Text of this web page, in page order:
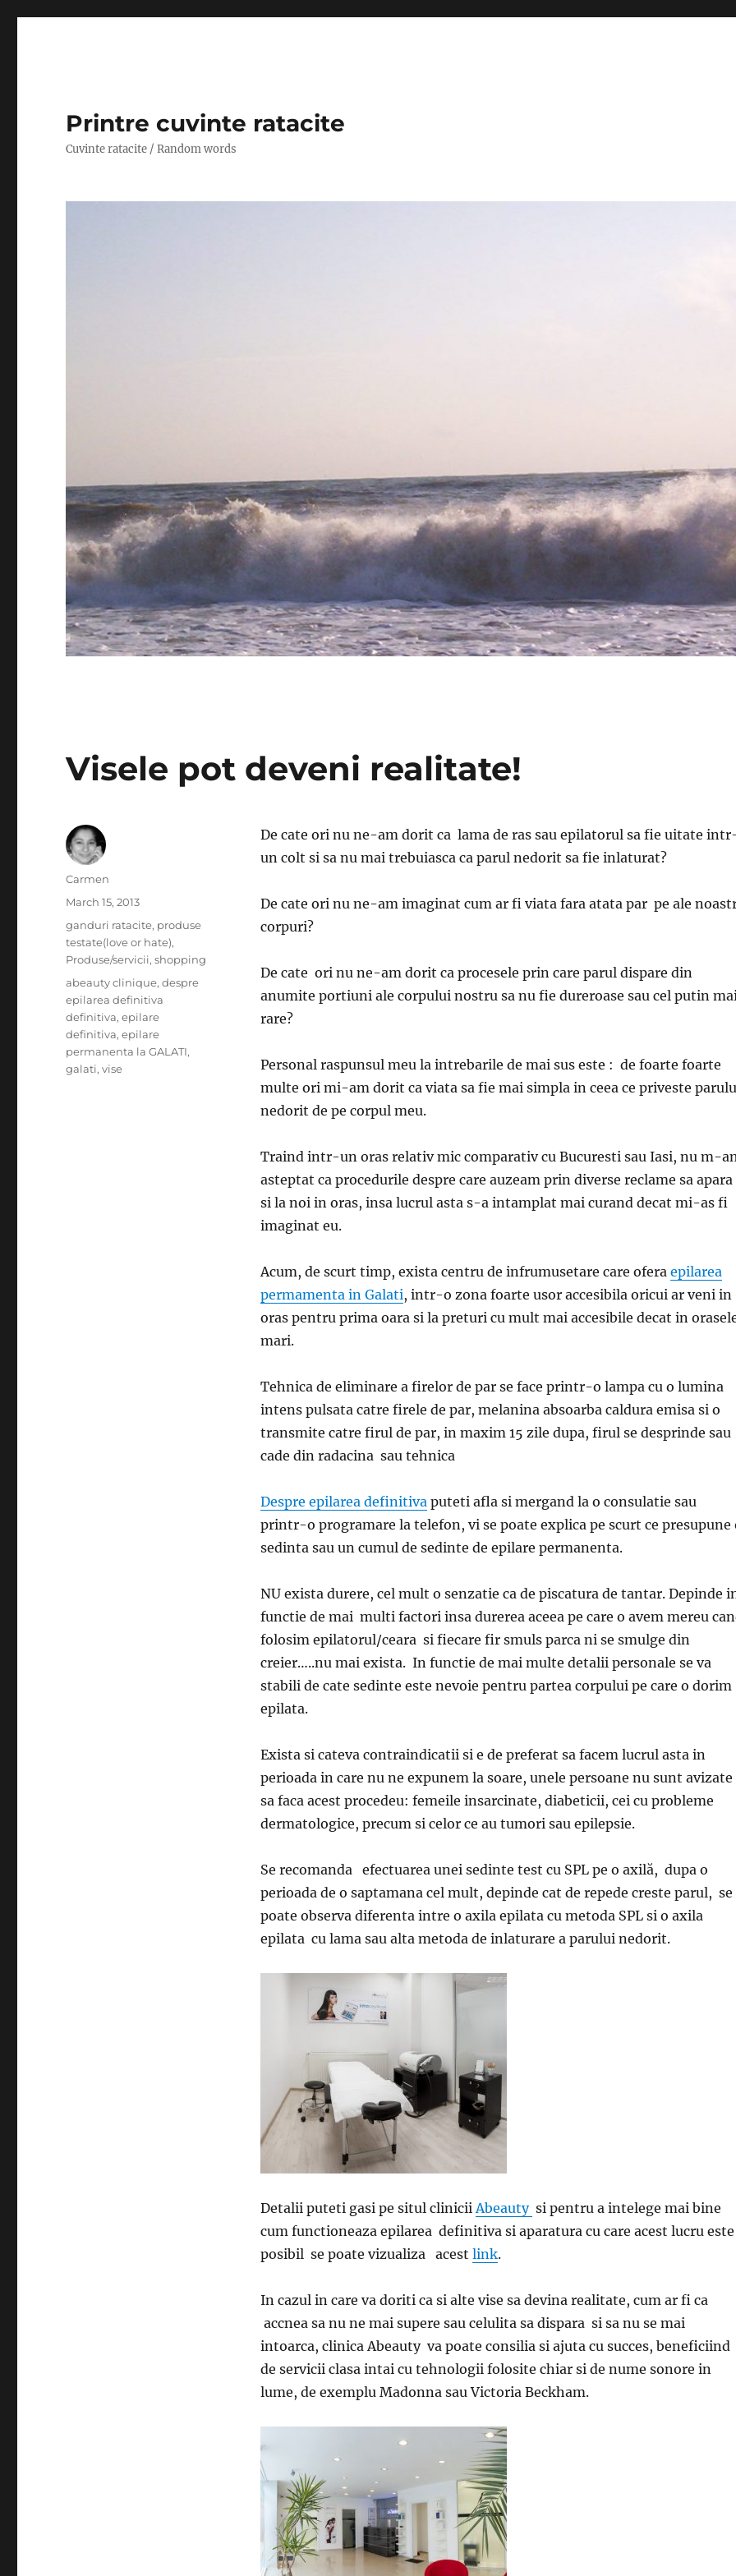
Printre cuvinte ratacite
Cuvinte ratacite / Random words
Visele pot deveni realitate!
De cate ori nu ne-am dorit ca lama de ras sau epilatorul sa fie uitate
un colt si sa nu mai trebuiasca ca parul nedorit sa fie inlaturat?
De cate ori nu ne-am imaginat cum ar fi viata fara atata par pe ale
corpuri?
De cate ori nu ne-am dorit ca procesele prin care parul dispare din
anumite portiuni ale corpului nostru sa nu fie dureroase sau cel putin
rare?
Personal raspunsul meu la intrebarile de mai sus este : de foarte foarte
multe ori mi-am dorit ca viata sa fie mai simpla in ceea ce priveste
nedorit de pe corpul meu.
Traind intr-un oras relativ mic comparativ cu Bucuresti sau Iasi, nu m-
asteptat ca procedurile despre care auzeam prin diverse reclame sa apara
si la noi in oras, insa lucrul asta s-a intamplat mai curand decat mi-as fi
imaginat eu.
Acum, de scurt timp, exista centru de infrumusetare care ofera epilarea
permamenta in Galati, intr-o zona foarte usor accesibila oricui ar veni in
oras pentru prima oara si la preturi cu mult mai accesibile decat in
mari.
Tehnica de eliminare a firelor de par se face printr-o lampa cu o lumina
intens pulsata catre firele de par, melanina absoarba caldura emisa si o
transmite catre firul de par, in maxim 15 zile dupa, firul se desprinde sau
cade din radacina sau tehnica
Despre epilarea definitivaputeti afla si mergand la o consulatie sau
printr-o programare la telefon, vi se poate explica pe scurt ce presupune
sedinta sau un cumul de sedinte de epilare permanenta.
NU exista durere, cel mult o senzatie ca de piscatura de tantar. Depinde
functie de mai multi factori insa durerea aceea pe care o avem mereu
folosim epilatorul/ceara si fiecare fir smuls parca ni se smulge din
creier…..nu mai exista. In functie de mai multe detalii personale se va
stabili de cate sedinte este nevoie pentru partea corpului pe care o dorim
epilata.
Exista si cateva contraindicatii si e de preferat sa facem lucrul asta in
perioada in care nu ne expunem la soare, unele persoane nu sunt avizate
sa faca acest procedeu: femeile insarcinate, diabeticii, cei cu probleme
dermatologice, precum si celor ce au tumori sau epilepsie.
Se recomanda efectuarea unei sedinte test cu SPL pe o axilă, dupa o
perioada de o saptamana cel mult, depinde cat de repede creste parul, se
poate observa diferenta intre o axila epilata cu metoda SPL si o axila
epilata cu lama sau alta metoda de inlaturare a parului nedorit.
Detalii puteti gasi pe situl cliniciiAbeauty si pentru a intelege mai bine
cum functioneaza epilarea definitiva si aparatura cu care acest lucru este
posibil se poate vizualiza acest link.
In cazul in care va doriti ca si alte vise sa devina realitate, cum ar fi ca
accnea sa nu ne mai supere sau celulita sa dispara si sa nu se mai
intoarca, clinica Abeauty va poate consilia si ajuta cu succes, beneficiind
de servicii clasa intai cu tehnologii folosite chiar si de nume sonore in
lume, de exemplu Madonna sau Victoria Beckham.
Author
Carmen
Posted
March 15, 2013
Categories
ganduri ratacite, produse
testate(love or hate),
Produse/servicii,shopping
Tags
abeauty clinique,despre
epilarea definitiva
definitiva,epilare
definitiva,epilare
permanenta la GALATI,
galati,vise